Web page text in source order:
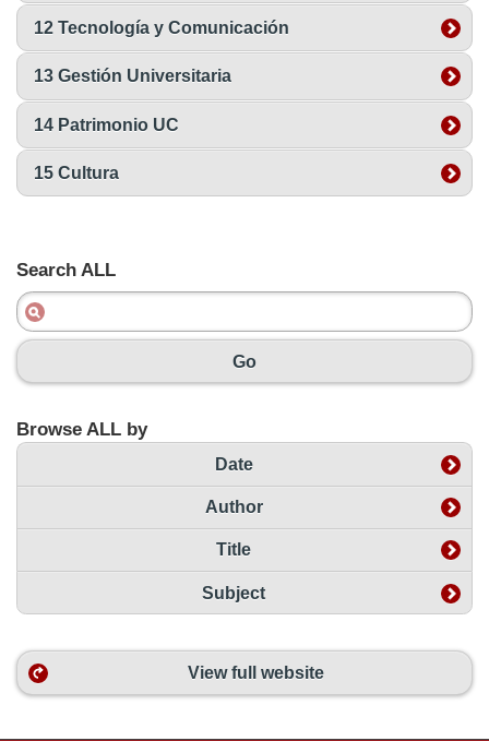
12 Tecnología y Comunicación
13 Gestión Universitaria
14 Patrimonio UC
15 Cultura
Search ALL
Go
Browse ALL by
Date
Author
Title
Subject
View full website